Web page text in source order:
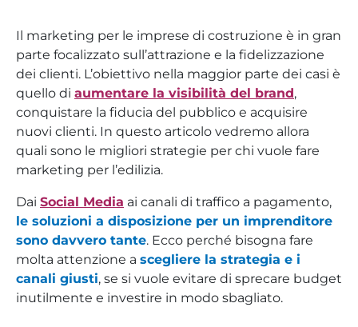
Il marketing per le imprese di costruzione è in gran
parte focalizzato sull’attrazione e la fidelizzazione
dei clienti. L’obiettivo nella maggior parte dei casi è
quello di aumentare la visibilità del brand,
conquistare la fiducia del pubblico e acquisire
nuovi clienti. In questo articolo vedremo allora
quali sono le migliori strategie per chi vuole fare
marketing per l’edilizia.
Dai Social Media ai canali di traffico a pagamento,
le soluzioni a disposizione per un imprenditore
sono davvero tante. Ecco perché bisogna fare
molta attenzione a scegliere la strategia e i
canali giusti, se si vuole evitare di sprecare budget
inutilmente e investire in modo sbagliato.